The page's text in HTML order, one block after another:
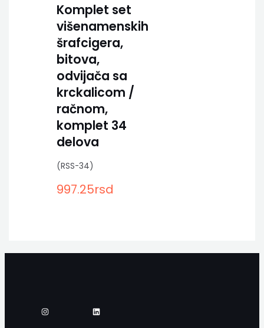
Komplet set
višenamenskih
šrafcigera,
bitova,
odvijača sa
krckalicom /
račnom,
komplet 34
delova
(RSS-34)
997.25rsd